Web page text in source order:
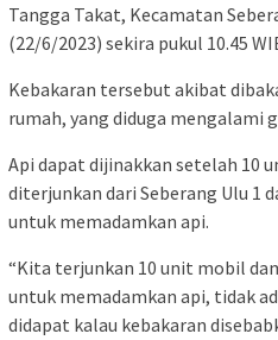
Tangga Takat, Kecamatan
(22/6/2023) sekira pukul 10.45
Kebakaran tersebut akibat
rumah, yang diduga mengalami
Api dapat dijinakkan setelah 10
diterjunkan dari Seberang Ulu 1
untuk memadamkan api.
“Kita terjunkan 10 unit mobil
untuk memadamkan api, tidak
didapat kalau kebakaran